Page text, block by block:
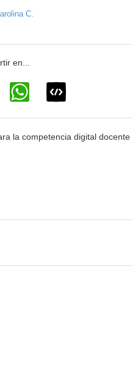
C.
la competencia digital docente